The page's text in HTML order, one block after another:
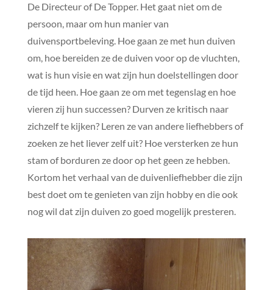
De Directeur of De Topper. Het gaat niet om de
persoon, maar om hun manier van
duivensportbeleving. Hoe gaan ze met hun duiven
om, hoe bereiden ze de duiven voor op de vluchten,
wat is hun visie en wat zijn hun doelstellingen door
de tijd heen. Hoe gaan ze om met tegenslag en hoe
vieren zij hun successen? Durven ze kritisch naar
zichzelf te kijken? Leren ze van andere liefhebbers of
zoeken ze het liever zelf uit? Hoe versterken ze hun
stam of borduren ze door op het geen ze hebben.
Kortom het verhaal van de duivenliefhebber die zijn
best doet om te genieten van zijn hobby en die ook
nog wil dat zijn duiven zo goed mogelijk presteren.